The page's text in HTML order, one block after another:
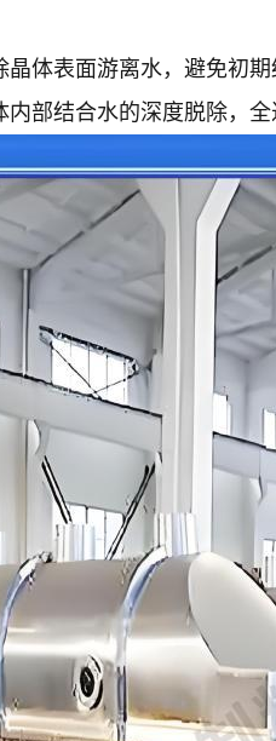
体表面游离水，避免初期
部结合水的深度脱除，全